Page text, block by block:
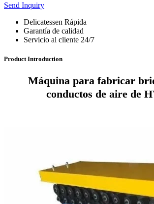
Send Inquiry
Delicatessen Rápida
Garantía de calidad
Servicio al cliente 24/7
Product Introduction
Máquina para fabricar
conductos de aire de